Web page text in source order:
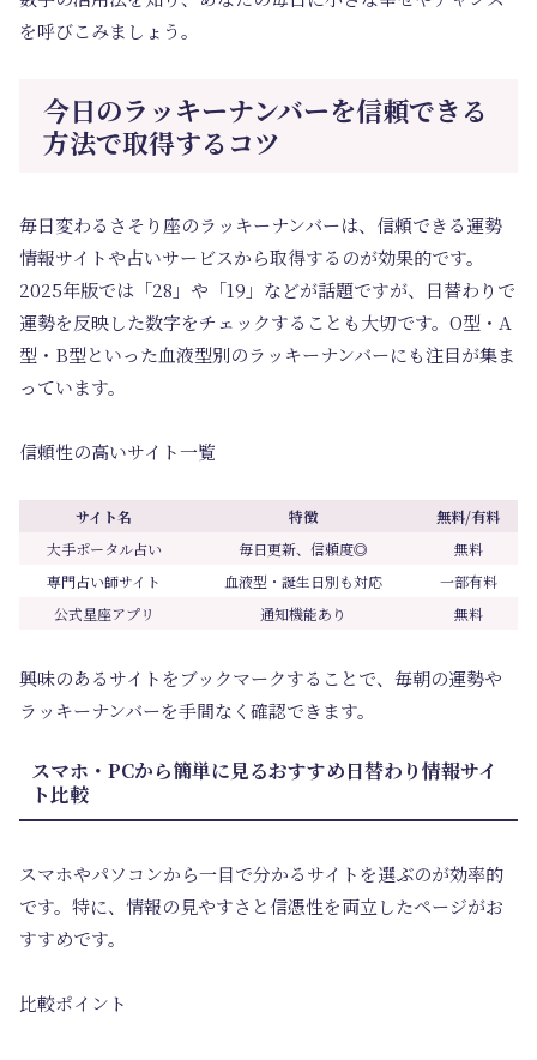
を呼びこみましょう。
今日のラッキーナンバーを信頼できる
方法で取得するコツ
毎日変わるさそり座のラッキーナンバーは、信頼できる運勢
情報サイトや占いサービスから取得するのが効果的です。
2025年版では「28」や「19」などが話題ですが、日替わりで
運勢を反映した数字をチェックすることも大切です。O型・A
型・B型といった血液型別のラッキーナンバーにも注目が集ま
っています。
信頼性の高いサイト一覧
サイト名 特徴
無料/有料
大手ポータル占い
毎日更新、信頼度◎
無料
専門占い師サイト
血液型・誕生日別も対応
一部有料
公式星座アプリ
通知機能あり 無料
興味のあるサイトをブックマークすることで、毎朝の運勢や
ラッキーナンバーを手間なく確認できます。
スマホ・PCから簡単に見るおすすめ日替わり情報サイ
ト比較
スマホやパソコンから一目で分かるサイトを選ぶのが効率的
です。特に、情報の見やすさと信憑性を両立したページがお
すすめです。
比較ポイント